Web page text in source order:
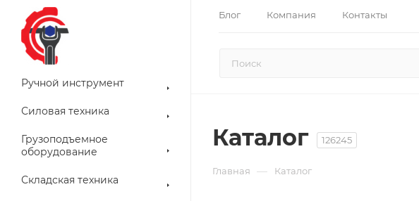
Блог Компания Контакты
Ручной инструмент
Силовая техника
Грузоподъемное
оборудование
Складская техника
Каталог 126245
Главная — Каталог